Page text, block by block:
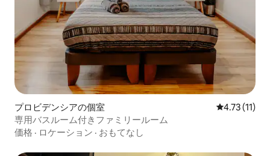
プロビデンシアの個室 レビュー11
4.73 (11)
専用バスルーム付きファミリールーム
価格 · ロケーション · おもてなし